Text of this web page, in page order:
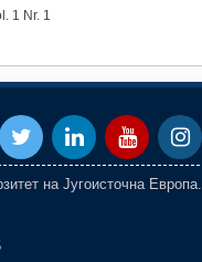
1 Nr. 1
на Југоисточна Европа.